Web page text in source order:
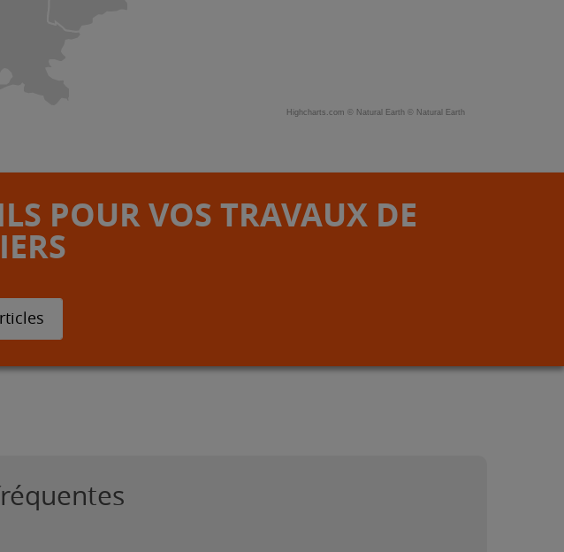
Highcharts.com © Natural Earth © Natural Earth
POUR VOS TRAVAUX DE